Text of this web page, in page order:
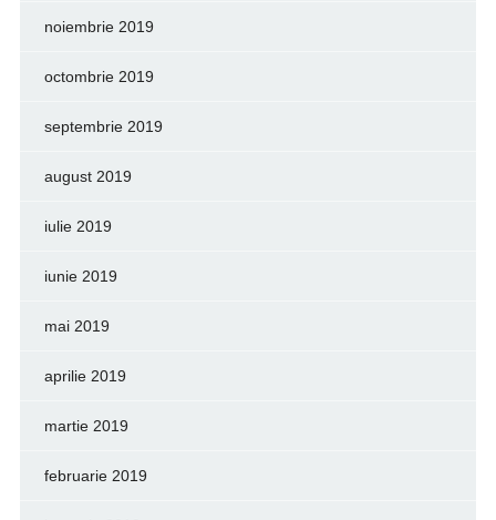
noiembrie 2019
octombrie 2019
septembrie 2019
august 2019
iulie 2019
iunie 2019
mai 2019
aprilie 2019
martie 2019
februarie 2019